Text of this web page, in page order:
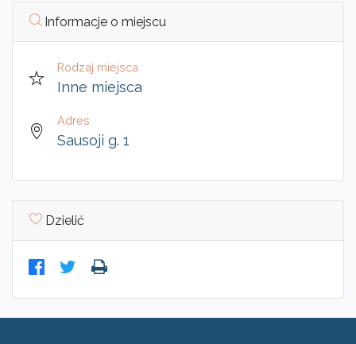
Informacje o miejscu
Rodzaj miejsca
Inne miejsca
Adres
Sausoji g. 1
Dzielić